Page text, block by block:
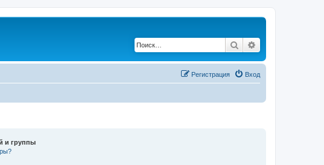
Поиск
Вход
Регистрация
и группы